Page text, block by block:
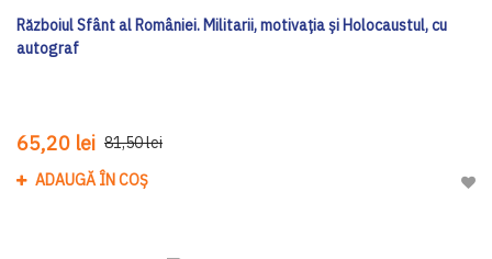
Războiul Sfânt al României. Militarii, motivația și Holocaustul, cu
autograf
65,20 lei 81,50 lei
ADAUGĂ ÎN COȘ